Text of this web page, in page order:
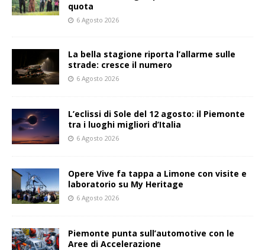
quota
6 Agosto 2026
La bella stagione riporta l’allarme sulle
strade: cresce il numero
6 Agosto 2026
L’eclissi di Sole del 12 agosto: il Piemonte
tra i luoghi migliori d’Italia
6 Agosto 2026
Opere Vive fa tappa a Limone con visite e
laboratorio su My Heritage
6 Agosto 2026
Piemonte punta sull’automotive con le
Aree di Accelerazione